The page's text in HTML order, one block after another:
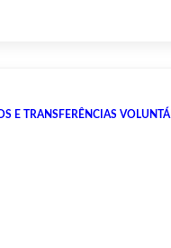
E TRANSFERÊNCIAS